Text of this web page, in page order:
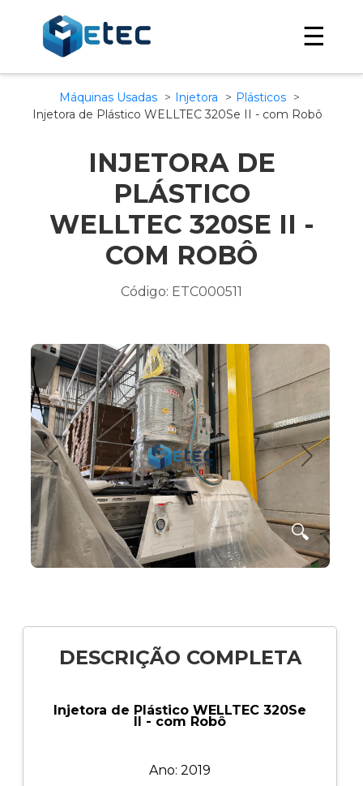
☰
Máquinas Usadas Injetora
Plásticos
Injetora de Plástico WELLTEC 320Se II - com Robô
INJETORA DE
PLÁSTICO
WELLTEC 320SE II -
COM ROBÔ
Código: ETC000511
🔍
Anterior Próximo
DESCRIÇÃO COMPLETA
Injetora de Plástico WELLTEC 320Se
II - com Robô
Ano: 2019